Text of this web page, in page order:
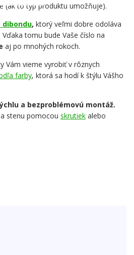
(ak to typ produktu umožňuje).
dibondu, ktorý veľmi dobre odoláva
tomu bude Vaše číslo na
aj po mnohých rokoch.
Vám vieme vyrobiť v rôznych
farby, ktorá sa hodí k štýlu Vášho
a bezproblémovú montáž.
stenu pomocou skrutiek alebo